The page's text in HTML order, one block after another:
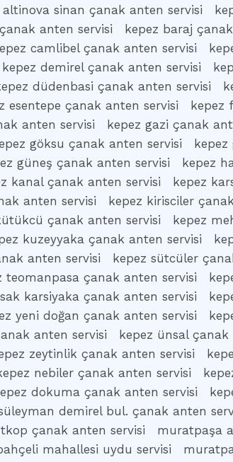
altinova sinan çanak anten servisi
anten servisi
kepez baraj
camlibel çanak anten servisi
kepez demirel çanak anten servisi
düdenbasi çanak anten servisi
esentepe çanak anten servisi
kepez
anten servisi
kepez gazi çanak
göksu çanak anten servisi
kepez
güneş çanak anten servisi
kepez
kanal çanak anten servisi
kepez
anten servisi
kepez kirisciler
çanak anten servisi
kepez
kuzeyyaka çanak anten servisi
anten servisi
kepez sütcüler
teomanpasa çanak anten servisi
karsiyaka çanak anten servisi
yeni doğan çanak anten servisi
anten servisi
kepez ünsal çanak
zeytinlik çanak anten servisi
nebiler çanak anten servisi
dokuma çanak anten servisi
demirel bul. çanak anten
çanak anten servisi
muratpaşa
mahallesi uydu servisi